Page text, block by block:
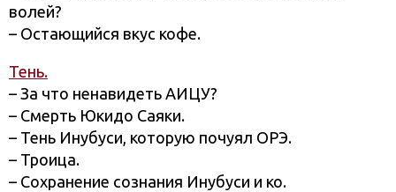
волей?
– Остающийся вкус кофе.
Тень.
– За что ненавидеть АИЦУ?
– Смерть Юкидо Саяки.
– Тень Инубуси, которую почуял ОРЭ.
– Троица.
– Сохранение сознания Инубуси и ко.